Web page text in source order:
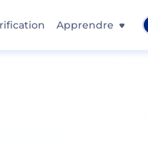
Apprendre